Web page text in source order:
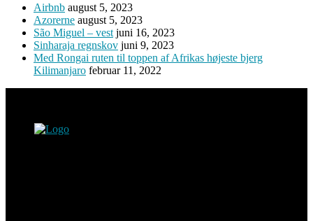
Airbnb august 5, 2023
Azorerne august 5, 2023
São Miguel – vest juni 16, 2023
Sinharaja regnskov juni 9, 2023
Med Rongai ruten til toppen af Afrikas højeste bjerg
Kilimanjaro februar 11, 2022